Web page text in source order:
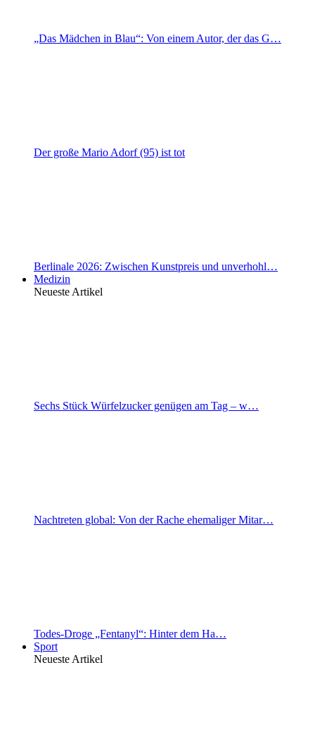
„Das Mädchen in Blau“: Von einem Autor, der das G…
Der große Mario Adorf (95) ist tot
Berlinale 2026: Zwischen Kunstpreis und unverhohl…
Medizin
Neueste Artikel
Sechs Stück Würfelzucker genügen am Tag – w…
Nachtreten global: Von der Rache ehemaliger Mitar…
Todes-Droge „Fentanyl“: Hinter dem Ha…
Sport
Neueste Artikel